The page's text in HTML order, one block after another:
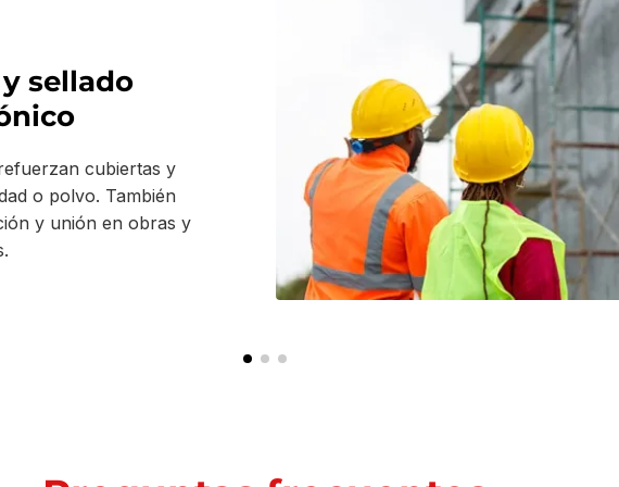
sellado
cubiertas y
o polvo. También
y unión en obras y